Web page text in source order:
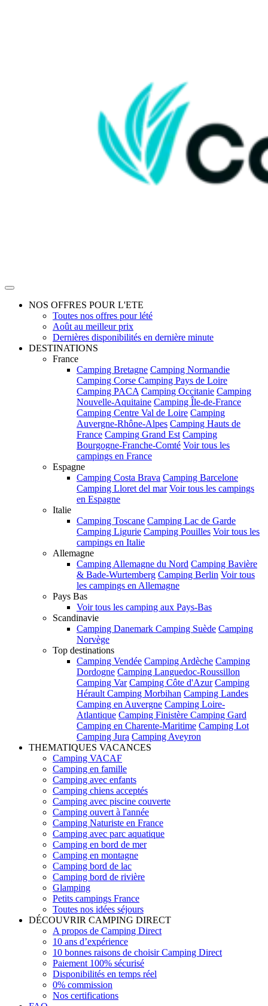
NOS OFFRES POUR L'ETE
Toutes nos offres pour lété
Août au meilleur prix
Dernières disponibilités en dernière minute
DESTINATIONS
France
Camping Bretagne Camping Normandie
Camping Corse Camping Pays de Loire
Camping PACA Camping Occitanie Camping
Nouvelle-Aquitaine Camping Île-de-France
Camping Centre Val de Loire Camping
Auvergne-Rhône-Alpes Camping Hauts de
France Camping Grand Est Camping
Bourgogne-Franche-Comté Voir tous les
campings en France
Espagne
Camping Costa Brava Camping Barcelone
Camping Lloret del mar Voir tous les campings
en Espagne
Italie
Camping Toscane Camping Lac de Garde
Camping Ligurie Camping Pouilles Voir tous les
campings en Italie
Allemagne
Camping Allemagne du Nord Camping Bavière
& Bade-Wurtemberg Camping Berlin Voir tous
les campings en Allemagne
Pays Bas
Voir tous les camping aux Pays-Bas
Scandinavie
Camping Danemark Camping Suède Camping
Norvège
Top destinations
Camping Vendée Camping Ardèche Camping
Dordogne Camping Languedoc-Roussillon
Camping Var Camping Côte d'Azur Camping
Hérault Camping Morbihan Camping Landes
Camping en Auvergne Camping Loire-
Atlantique Camping Finistère Camping Gard
Camping en Charente-Maritime Camping Lot
Camping Jura Camping Aveyron
THEMATIQUES VACANCES
Camping VACAF
Camping en famille
Camping avec enfants
Camping chiens acceptés
Camping avec piscine couverte
Camping ouvert à l'année
Camping Naturiste en France
Camping avec parc aquatique
Camping en bord de mer
Camping en montagne
Camping bord de lac
Camping bord de rivière
Glamping
Petits campings France
Toutes nos idées séjours
DÉCOUVRIR CAMPING DIRECT
A propos de Camping Direct
10 ans d’expérience
10 bonnes raisons de choisir Camping Direct
Paiement 100% sécurisé
Disponibilités en temps réel
0% commission
Nos certifications